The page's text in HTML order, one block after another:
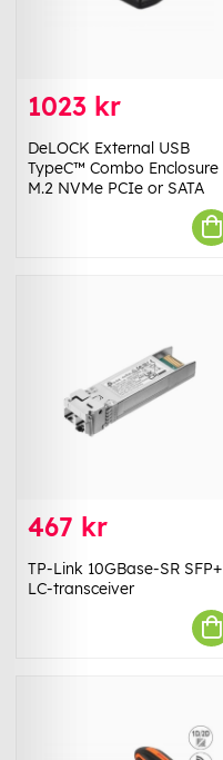
1023 kr
DeLOCK External USB
TypeC™ Combo Enclosure
M.2 NVMe PCIe or SATA
467 kr
TP-Link 10GBase-SR SFP+
LC-transceiver